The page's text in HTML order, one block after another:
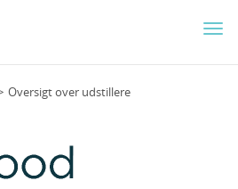
Oversigt over udstillere